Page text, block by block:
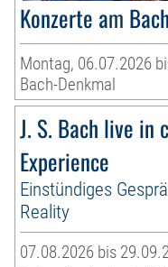
Konzerte am
Montag, 06.07.2026
Bach-Denkmal
J. S. Bach live in
Experience
Einstündiges
Reality
07.08.2026 bis